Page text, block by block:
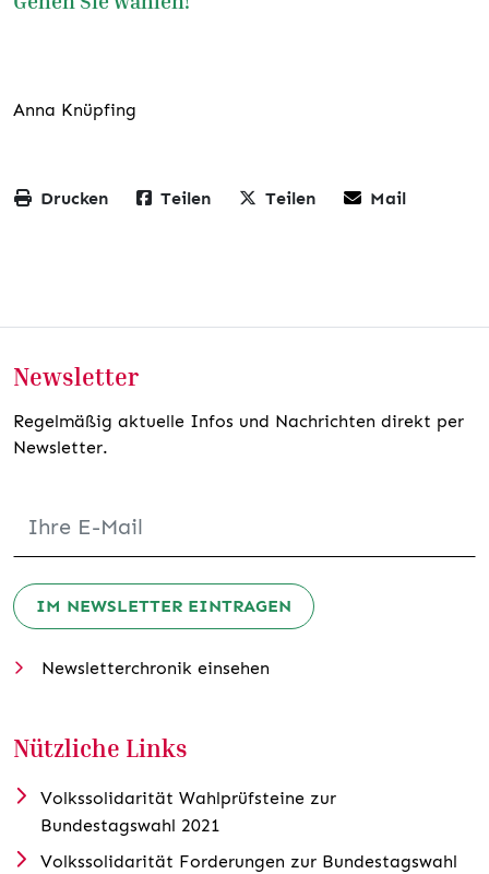
Anna Knüpfing
Drucken Teilen Teilen Mail
Newsletter
Regelmäßig aktuelle Infos und Nachrichten direkt per
Newsletter.
IM NEWSLETTER EINTRAGEN
Newsletterchronik einsehen
Nützliche Links
Volkssolidarität Wahlprüfsteine zur
Bundestagswahl 2021
Volkssolidarität Forderungen zur Bundestagswahl